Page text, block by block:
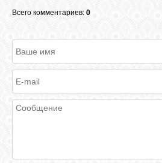
КОНТАКТЫ
ВХОД
RSS
Всего комментариев: 0